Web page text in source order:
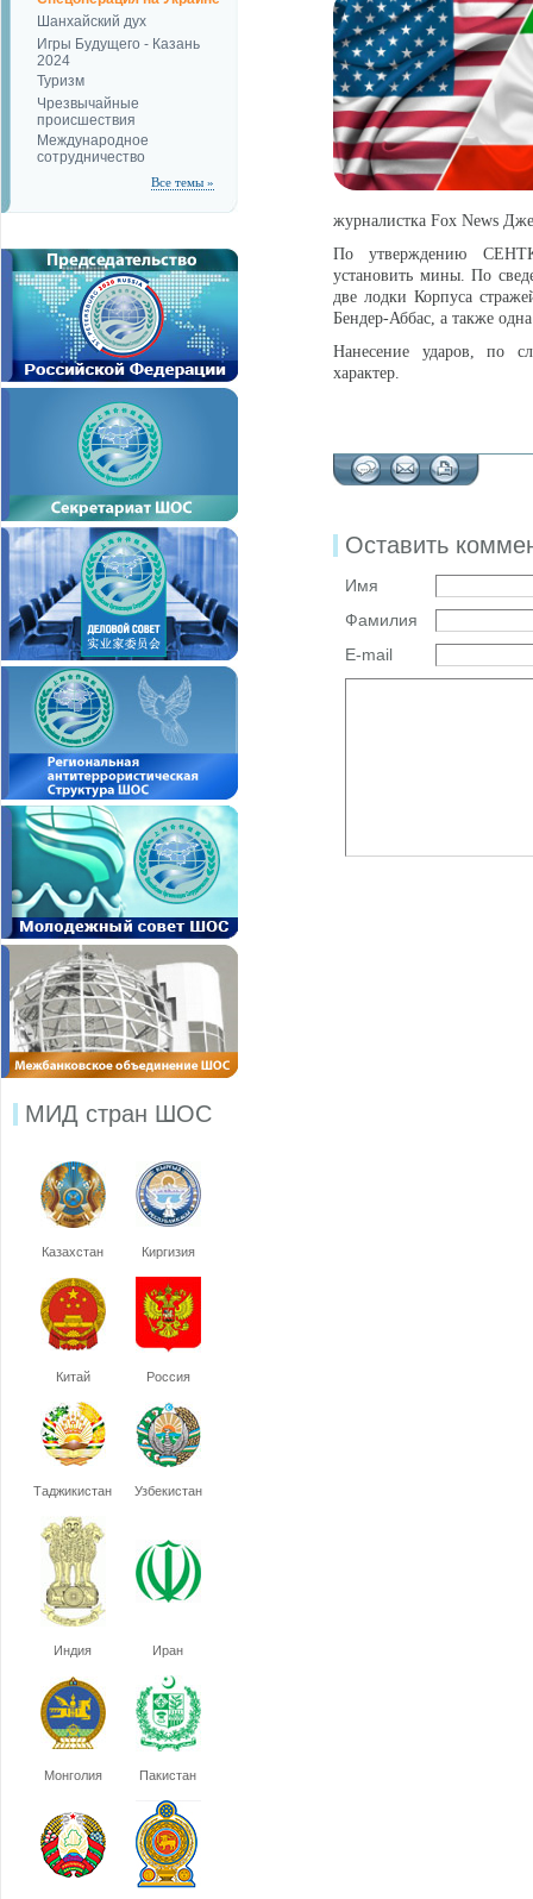
Шанхайский дух
Игры Будущего - Казань
2024
Туризм
Чрезвычайные
происшествия
Международное
сотрудничество
Все темы »
МИД стран ШОС
Казахстан Киргизия
Китай Россия
Таджикистан Узбекистан
Индия Иран
Монголия Пакистан
журналистка Fox News
По утверждению
установить мины. По
две лодки Корпуса
Бендер-Аббас, а также
Нанесение ударов, по
характер.
Оставить
Имя
Фамилия
E-mail